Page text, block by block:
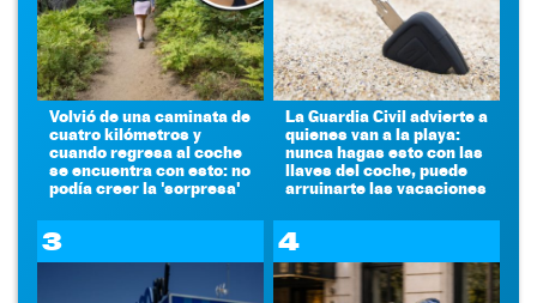
Volvió de una caminata de
cuatro kilómetros y
cuando regresa al coche
se encuentra con esto: no
podía creer la 'sorpresa'
La Guardia Civil advierte a
quienes van a la playa:
nunca hagas esto con las
llaves del coche, puede
arruinarte las vacaciones
3 4